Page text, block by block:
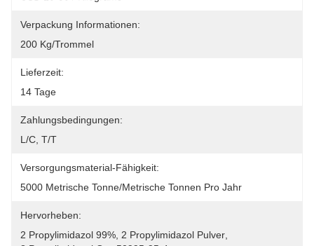
Verpackung Informationen:
200 Kg/Trommel
Lieferzeit:
14 Tage
Zahlungsbedingungen:
L/C, T/T
Versorgungsmaterial-Fähigkeit:
5000 Metrische Tonne/metrische Tonnen Pro Jahr
Hervorheben:
2 Propylimidazol 99% 2 Propylimidazol Pulver